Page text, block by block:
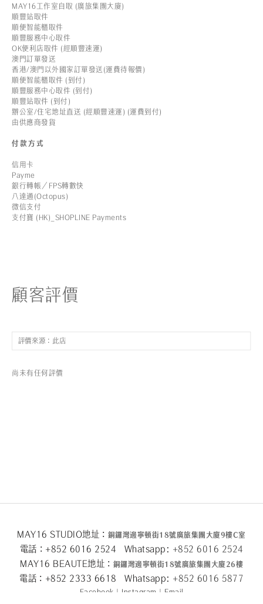
MAY16工作室自取 (廣旅集團大廈)
順豐站取件
順便智能櫃取件
順豐服務中心取件
OK便利店取件 (經順豐速運)
澳門訂單發送
香港/澳門以外國家訂單發送(運費待報價)
順便智能櫃取件 (到付)
順豐服務中心取件 (到付)
順豐站取件 (到付)
辦公室/住宅地址直送 (經順豐速運) (運費到付)
由供應商發貨
付款方式
信用卡
Payme
銀行轉帳／FPS轉數快
八達通(Octopus)
微信支付
支付寶 (HK)_SHOPLINE Payments
顧客評價
尚未有任何評價
MAY16 STUDIO地址： 銅鑼灣邊寧頓街18號廣旅集團大廈9樓C室
電話：+852 6016 2524 Whatsapp: +852 6016 2524
MAY16 BEAUTE地址： 銅鑼灣邊寧頓街18號廣旅集團大廈26樓
電話：+852 2333 6618 Whatsapp: +852 6016 5877
Facebook | Instagram | Email